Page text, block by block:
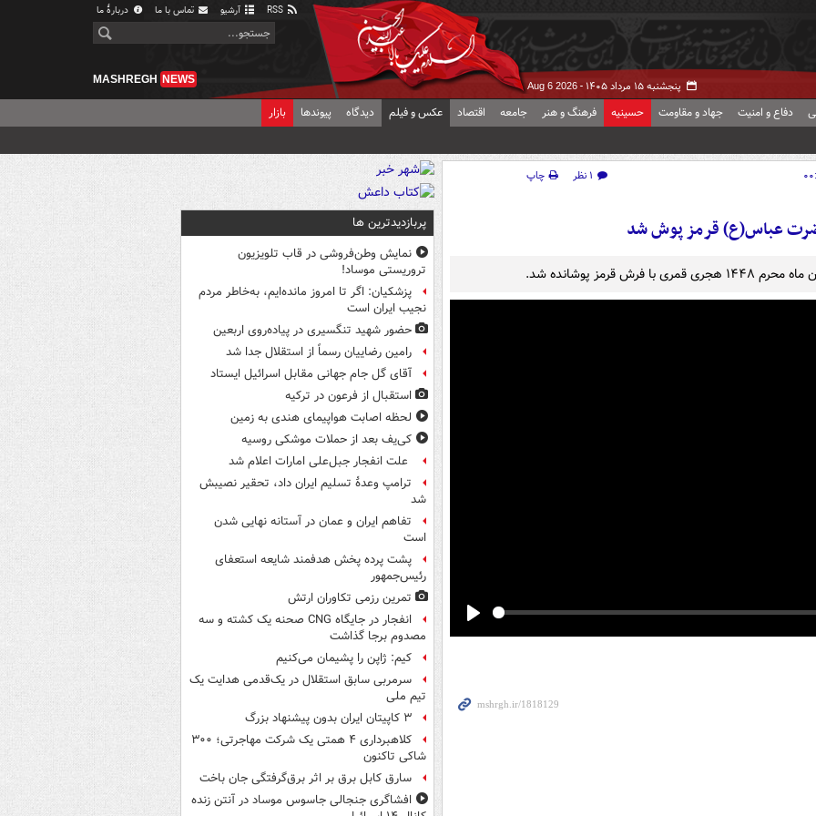
آرشیو تماس با ما دربارهٔ ما
پنجشنبه ۱۵ مرداد ۱۴۰۵ - Aug 6 2026
MASHREGH NEWS
دفاع و امنیت جهاد و مقاومت حسینیه فرهنگ و هنر جامعه اقتصاد عکس و فیلم دیدگاه پیوندها بازار
۱ نظر
چاپ
عباس(ع) قرمز پوش شد
پوشانده شد.
پربازدیدترین ها
نمایش وطن‌فروشی در قاب تلویزیون
تروریستی موساد!
پزشکیان: اگر تا امروز مانده‌ایم، به‌خاطر مردم
نجیب ایران است
حضور شهید تنگسیری در پیاده‌روی اربعین
رامین رضاییان رسماً از استقلال جدا شد
آقای گل جام جهانی مقابل اسرائیل ایستاد
استقبال از فرعون در ترکیه
لحظه اصابت هواپیمای هندی به زمین
کی‌یف بعد از حملات موشکی روسیه
علت انفجار جبل‌علی امارات اعلام شد
ترامپ وعدۀ تسلیم ایران داد، تحقیر نصیبش
شد
تفاهم ایران و عمان در آستانه نهایی شدن
است
پشت پرده پخش هدفمند شایعه استعفای
رئیس‌جمهور
تمرین رزمی تکاوران ارتش
انفجار در جایگاه CNG صحنه یک کشته و سه
مصدوم برجا گذاشت
کیم: ژاپن را پشیمان می‌کنیم
سرمربی سابق استقلال در یک‌قدمی هدایت یک
تیم ملی
۳ کاپیتان ایران بدون پیشنهاد بزرگ
کلاهبرداری ۴ همتی یک شرکت مهاجرتی؛ ۳۰۰
شاکی تاکنون
سارق کابل برق بر اثر برق‌گرفتگی جان باخت
افشاگری جنجالی جاسوس موساد در آنتن زنده